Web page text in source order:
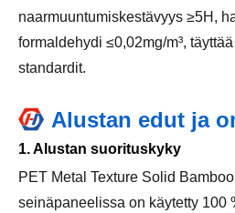
naarmuuntumiskestävyys ≥5H,
formaldehydi ≤0,02mg/m³,
standardit.
Alustan edut ja
1. Alustan suorituskyky
PET Metal Texture Solid
seinäpaneelissa on käytetty 100